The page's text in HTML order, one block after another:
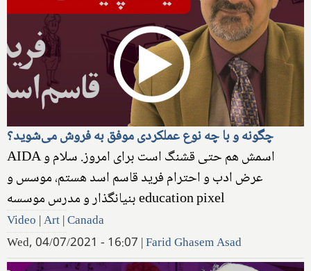
چگونه و با چه نوع عملکردی موفق به فروش می‌شوید؟
AIDA اسمش هم حتی قشنگ است برای امروز. سلام و
عرض ادب و احترام فرید قاسم اسد هستم، موسس و
بنیانگذار و مدرس موسسه ‌education pixel
Video |Art|Canada
Wed, 04/07/2021 - 16:07 |Farid Ghasem Asad